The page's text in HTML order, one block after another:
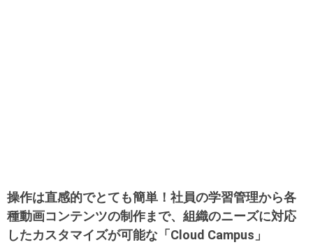
操作は直感的でとても簡単！社員の学習管理から各
種動画コンテンツの制作まで、組織のニーズに対応
したカスタマイズが可能な「Cloud Campus」